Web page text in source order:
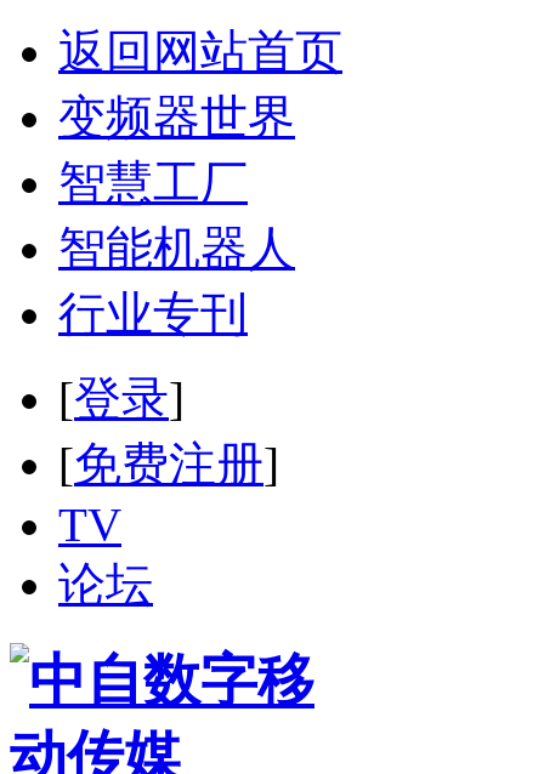
返回网站首页
变频器世界
智慧工厂
智能机器人
行业专刊
[登录]
[免费注册]
TV
论坛